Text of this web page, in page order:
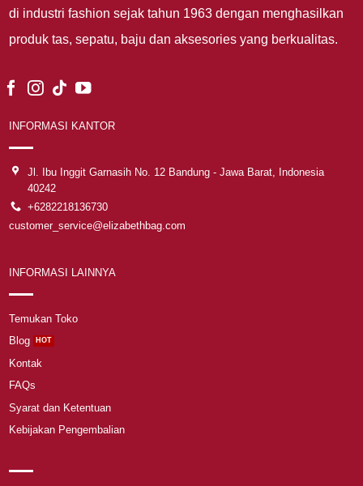
di industri fashion sejak tahun 1963 dengan menghasilkan
produk tas, sepatu, baju dan aksesories yang berkualitas.
INFORMASI KANTOR
Jl. Ibu Inggit Garnasih No. 12 Bandung - Jawa Barat, Indonesia
40242
+6282218136730
customer_service@elizabethbag.com
INFORMASI LAINNYA
Temukan Toko
Blog
Kontak
FAQs
Syarat dan Ketentuan
Kebijakan Pengembalian